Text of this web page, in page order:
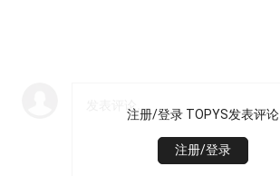
注册/登录 TOPYS发表评论
注册/登录